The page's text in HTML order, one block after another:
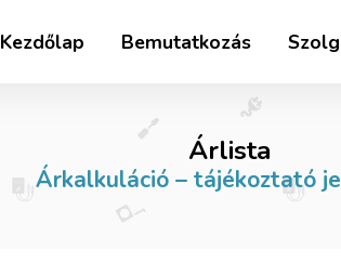
Kezdőlap Bemutatkozás
Árlista
Árkalkuláció – tájékoztató